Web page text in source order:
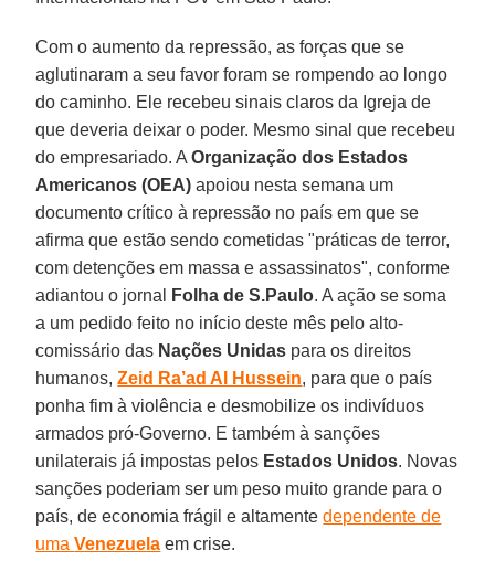
Com o aumento da repressão, as forças que se
aglutinaram a seu favor foram se rompendo ao longo
do caminho. Ele recebeu sinais claros da Igreja de
que deveria deixar o poder. Mesmo sinal que recebeu
do empresariado. AOrganização dos Estados
Americanos (OEA) apoiou nesta semana um
documento crítico à repressão no país em que se
afirma que estão sendo cometidas "práticas de terror,
com detenções em massa e assassinatos", conforme
adiantou o jornal
Folha de S.Paulo. A ação se soma
a um pedido feito no início deste mês pelo alto-
comissário das Nações Unidas para os direitos
humanos,Zeid Ra’ad Al Hussein, para que o país
ponha fim à violência e desmobilize os indivíduos
armados pró-Governo. E também à sanções
unilaterais já impostas pelos Estados Unidos. Novas
sanções poderiam ser um peso muito grande para o
país, de economia frágil e altamentedependente de
umaVenezuela em crise.